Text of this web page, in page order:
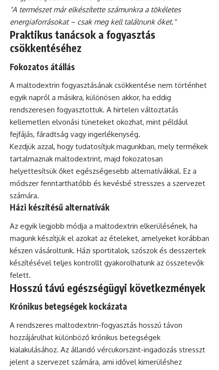
"A természet már elkészítette számunkra a tökéletes
energiaforrásokat – csak meg kell találnunk őket."
Praktikus tanácsok a fogyasztás
csökkentéséhez
Fokozatos átállás
A maltodextrin fogyasztásának csökkentése nem történhet
egyik napról a másikra, különösen akkor, ha eddig
rendszeresen fogyasztottuk. A hirtelen változtatás
kellemetlen elvonási tüneteket okozhat, mint például
fejfájás, fáradtság vagy ingerlékenység.
Kezdjük azzal, hogy tudatosítjuk magunkban, mely termékek
tartalmaznak maltodextrint, majd fokozatosan
helyettesítsük őket egészségesebb alternatívákkal. Ez a
módszer fenntarthatóbb és kevésbé stresszes a szervezet
számára.
Házi készítésű alternatívák
Az egyik legjobb módja a maltodextrin elkerülésének, ha
magunk készítjük el azokat az ételeket, amelyeket korábban
készen vásároltunk. Házi sportitalok, szószok és desszertek
készítésével teljes kontrollt gyakorolhatunk az összetevők
felett.
Hosszú távú egészségügyi következmények
Krónikus betegségek kockázata
A rendszeres maltodextrin-fogyasztás hosszú távon
hozzájárulhat különböző krónikus betegségek
kialakulásához. Az állandó vércukorszint-ingadozás stresszt
jelent a szervezet számára, ami idővel kimerüléshez